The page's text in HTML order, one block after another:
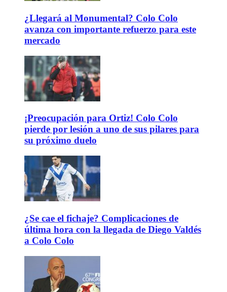
¿Llegará al Monumental? Colo Colo
avanza con importante refuerzo para este
mercado
¡Preocupación para Ortiz! Colo Colo
pierde por lesión a uno de sus pilares para
su próximo duelo
¿Se cae el fichaje? Complicaciones de
última hora con la llegada de Diego Valdés
a Colo Colo